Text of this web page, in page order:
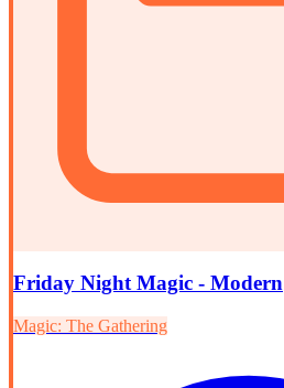
Friday Night Magic - Modern
Magic: The Gathering